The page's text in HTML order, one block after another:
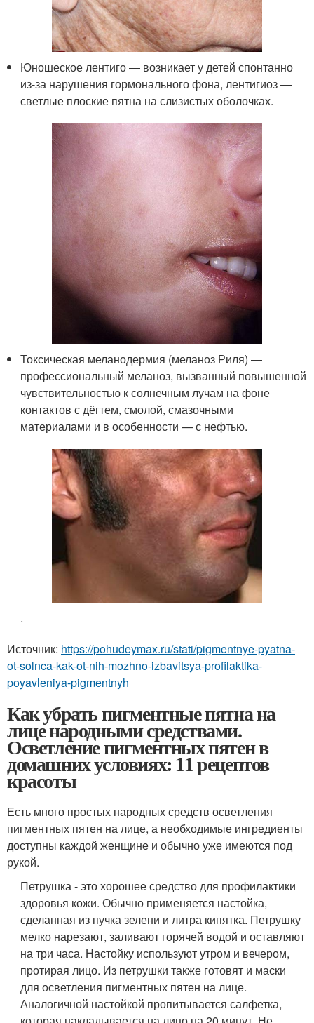
Юношеское лентиго — возникает у детей спонтанно
из-за нарушения гормонального фона, лентигиоз —
светлые плоские пятна на слизистых оболочках.
Токсическая меланодермия (меланоз Риля) —
профессиональный меланоз, вызванный повышенной
чувствительностью к солнечным лучам на фоне
контактов с дёгтем, смолой, смазочными
материалами и в особенности — с нефтью.
.
Источник: https://pohudeymax.ru/stati/pigmentnye-pyatna-
ot-solnca-kak-ot-nih-mozhno-izbavitsya-profilaktika-
poyavleniya-pigmentnyh
Как убрать пигментные пятна на
лице народными средствами.
Осветление пигментных пятен в
домашних условиях: 11 рецептов
красоты
Есть много простых народных средств осветления
пигментных пятен на лице, а необходимые ингредиенты
доступны каждой женщине и обычно уже имеются под
рукой.
Петрушка - это хорошее средство для профилактики
здоровья кожи. Обычно применяется настойка,
сделанная из пучка зелени и литра кипятка. Петрушку
мелко нарезают, заливают горячей водой и оставляют
на три часа. Настойку используют утром и вечером,
протирая лицо. Из петрушки также готовят и маски
для осветления пигментных пятен на лице.
Аналогичной настойкой пропитывается салфетка,